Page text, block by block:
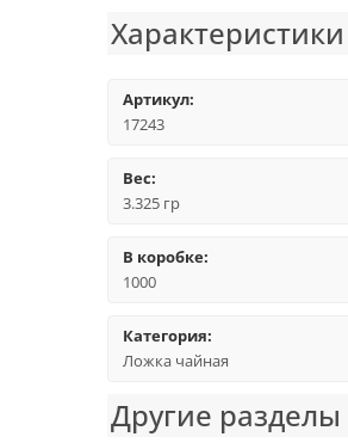
Характеристики
Артикул:
17243
Вес:
3.325 гр
В коробке:
1000
Категория:
Ложка чайная
Другие разделы